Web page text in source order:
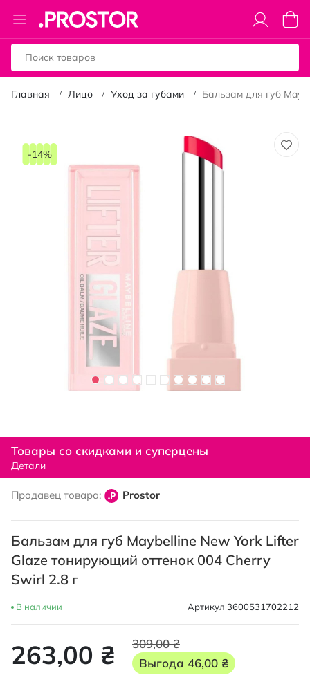
Toggle
Nav
Моя
Главная Лицо Уход за губами Бальзам для губ
перейти
-14%
к
началу
галереи
Товары со скидками и суперцены
Детали
Продавец товара: Prostor
Бальзам для губ Maybelline New York Lifter
Glaze тонирующий оттенок 004 Cherry
Swirl 2.8 г
В наличии Артикул 3600531702212
263,00 ₴
309,00 ₴
Выгода 46,00 ₴